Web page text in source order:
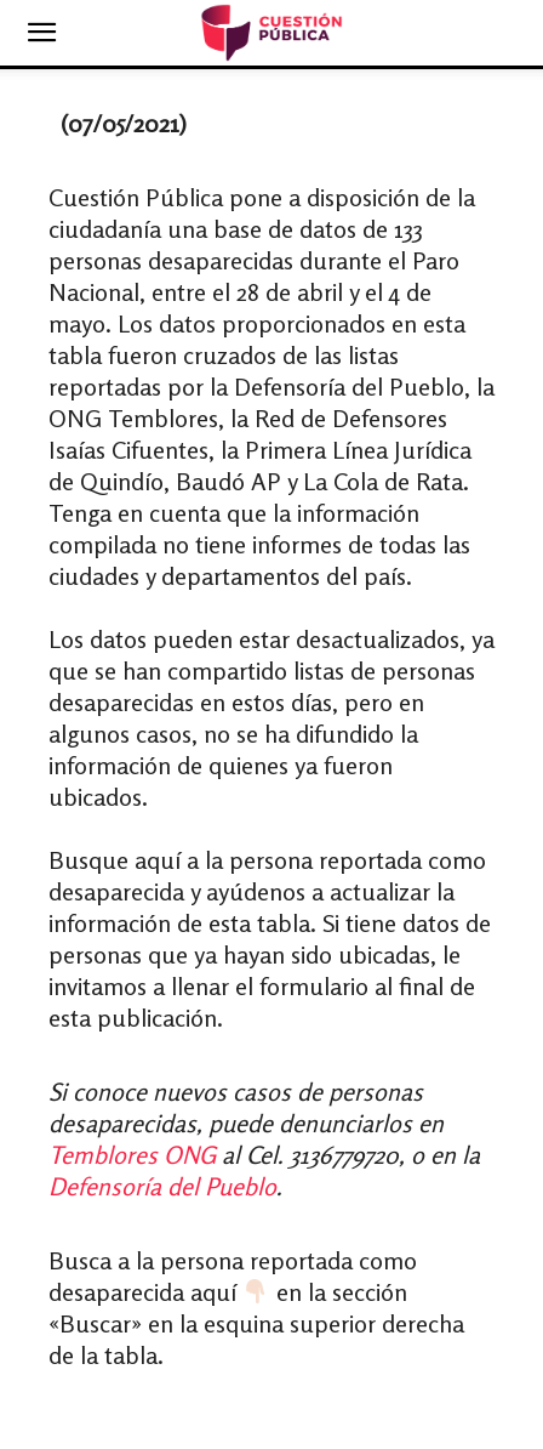
(07/05/2021)
Cuestión Pública pone a disposición de la
ciudadanía una base de datos de 133
personas desaparecidas durante el Paro
Nacional, entre el 28 de abril y el 4 de
mayo. Los datos proporcionados en esta
tabla fueron cruzados de las listas
reportadas por la Defensoría del Pueblo, la
ONG Temblores, la Red de Defensores
Isaías Cifuentes, la Primera Línea Jurídica
de Quindío, Baudó AP y La Cola de Rata.
Tenga en cuenta que la información
compilada no tiene informes de todas las
ciudades y departamentos del país.
Los datos pueden estar desactualizados, ya
que se han compartido listas de personas
desaparecidas en estos días, pero en
algunos casos, no se ha difundido la
información de quienes ya fueron
ubicados.
Busque aquí a la persona reportada como
desaparecida y ayúdenos a actualizar la
información de esta tabla. Si tiene datos de
personas que ya hayan sido ubicadas, le
invitamos a llenar el formulario al final de
esta publicación.
Si conoce nuevos casos de personas
desaparecidas, puede denunciarlos en
Temblores ONGal Cel. 3136779720, o en la
Defensoría del Pueblo.
Busca a la persona reportada como
desaparecida aquí
en la sección
«Buscar» en la esquina superior derecha
de la tabla.